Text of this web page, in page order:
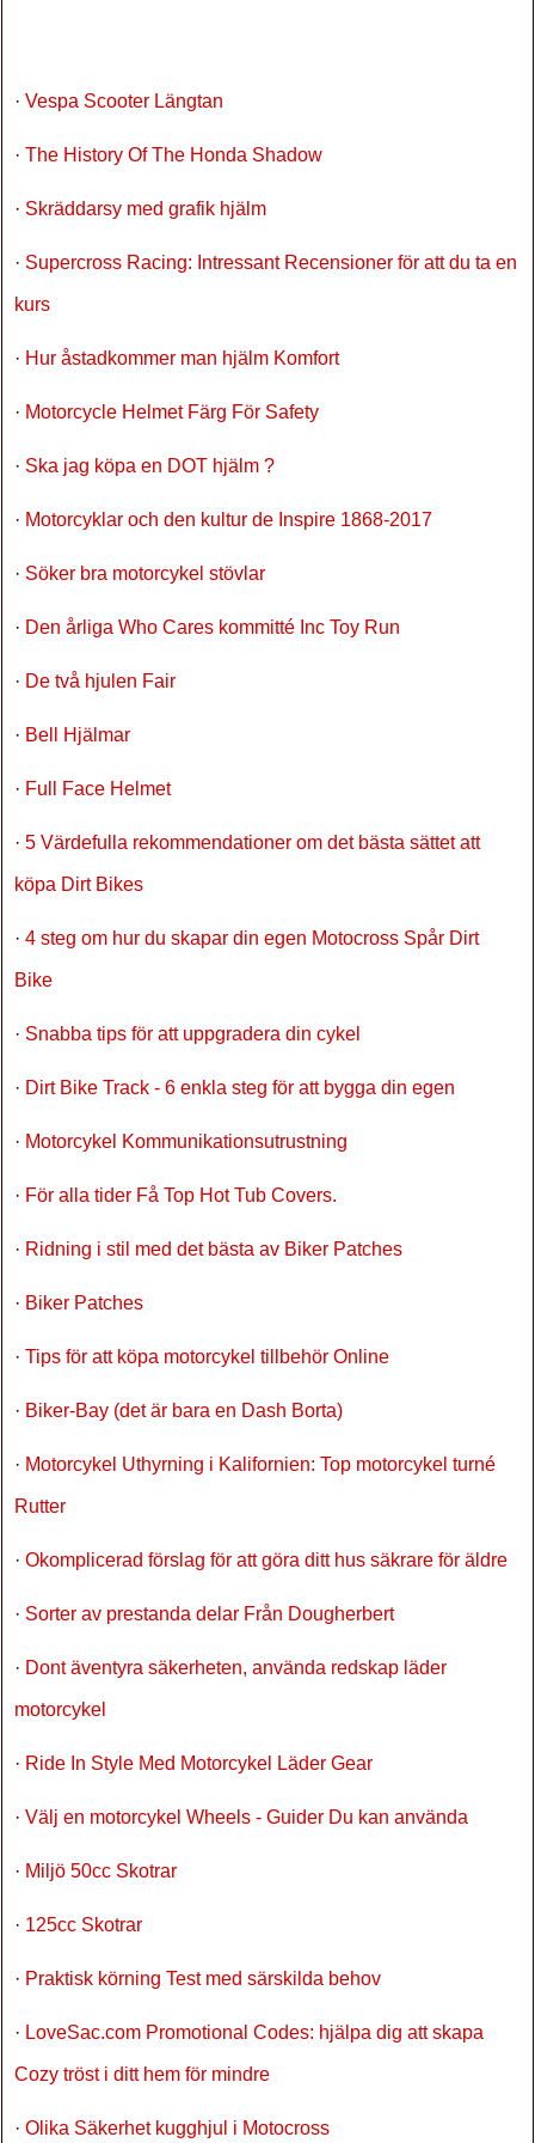
· Vespa Scooter Längtan
· The History Of The Honda Shadow
· Skräddarsy med grafik hjälm
· Supercross Racing: Intressant Recensioner för att du ta en
kurs
· Hur åstadkommer man hjälm Komfort
· Motorcycle Helmet Färg För Safety
· Ska jag köpa en DOT hjälm ?
· Motorcyklar och den kultur de Inspire 1868-2017
· Söker bra motorcykel stövlar
· Den årliga Who Cares kommitté Inc Toy Run
· De två hjulen Fair
· Bell Hjälmar
· Full Face Helmet
· 5 Värdefulla rekommendationer om det bästa sättet att
köpa Dirt Bikes
· 4 steg om hur du skapar din egen Motocross Spår Dirt
Bike
· Snabba tips för att uppgradera din cykel
· Dirt Bike Track - 6 enkla steg för att bygga din egen
· Motorcykel Kommunikationsutrustning
· För alla tider Få Top Hot Tub Covers.
· Ridning i stil med det bästa av Biker Patches
· Biker Patches
· Tips för att köpa motorcykel tillbehör Online
· Biker-Bay (det är bara en Dash Borta)
· Motorcykel Uthyrning i Kalifornien: Top motorcykel turné
Rutter
· Okomplicerad förslag för att göra ditt hus säkrare för äldre
· Sorter av prestanda delar Från Dougherbert
· Dont äventyra säkerheten, använda redskap läder
motorcykel
· Ride In Style Med Motorcykel Läder Gear
· Välj en motorcykel Wheels - Guider Du kan använda
· Miljö 50cc Skotrar
· 125cc Skotrar
· Praktisk körning Test med särskilda behov
· LoveSac.com Promotional Codes: hjälpa dig att skapa
Cozy tröst i ditt hem för mindre
· Olika Säkerhet kugghjul i Motocross